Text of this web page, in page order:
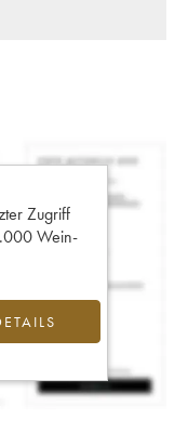
Zugriff
Wein-